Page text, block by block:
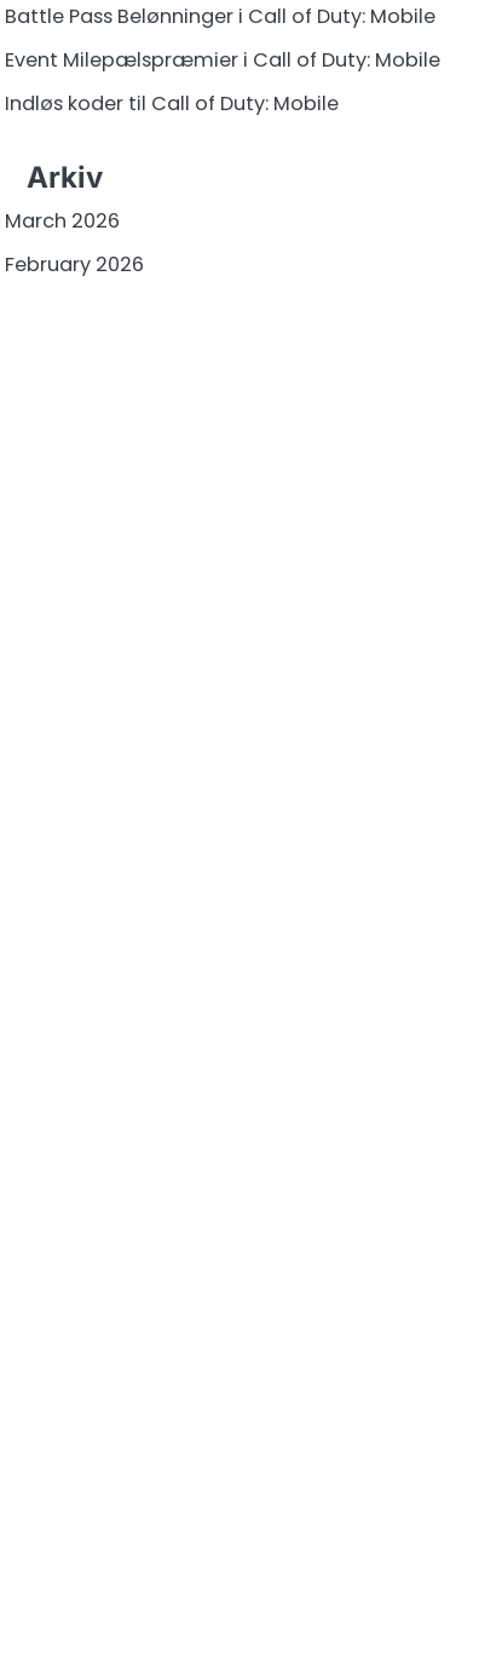
Battle Pass Belønninger i Call of Duty: Mobile
Event Milepælspræmier i Call of Duty: Mobile
Indløs koder til Call of Duty: Mobile
Arkiv
March 2026
February 2026